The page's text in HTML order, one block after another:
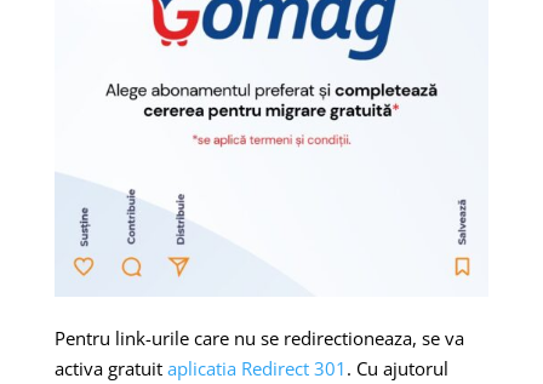
Pentru link-urile care nu se redirectioneaza, se va
activa gratuit aplicatia Redirect 301 . Cu ajutorul